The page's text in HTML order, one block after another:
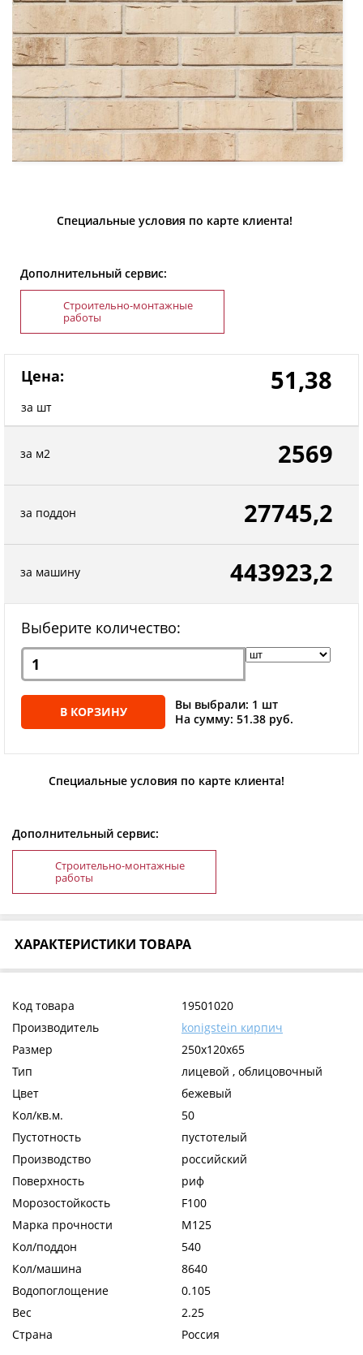
Специальные условия по карте клиента!
Дополнительный сервис:
Строительно-монтажные
работы
Цена:
за шт
51,38
за м2 2569
за поддон 27745,2
за машину 443923,2
Выберите количество:
В КОРЗИНУ
Вы выбрали: 1 шт
На сумму: 51.38 руб.
Специальные условия по карте клиента!
Дополнительный сервис:
Строительно-монтажные
работы
ХАРАКТЕРИСТИКИ ТОВАРА
Код товара
19501020
Производитель
konigstein кирпич
Размер
250х120х65
Тип
лицевой , облицовочный
Цвет
бежевый
Кол/кв.м.
50
Пустотность
пустотелый
Производство
российский
Поверхность
риф
Морозостойкость
F100
Марка прочности
М125
Кол/поддон
540
Кол/машина
8640
Водопоглощение
0.105
Вес
2.25
Страна
Россия